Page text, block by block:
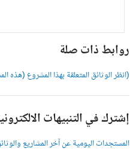
روابط ذات صلة
(انظر الوثائق المتعلقة بهذا المشروع (هذه
إشترك في التنبيهات
المستجدات اليومية عن آخر المشاريع والوثائق